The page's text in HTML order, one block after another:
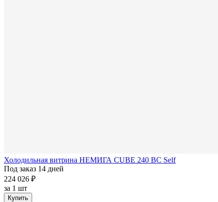
Холодильная витрина НЕМИГА CUBE 240 ВС Self
Под заказ 14 дней
224 026 ₽
за 1 шт
Купить